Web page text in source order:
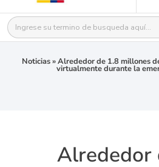
Buscar:
Noticias»Alrededor de 1.8 millones
virtualmente durante la
Alrededor